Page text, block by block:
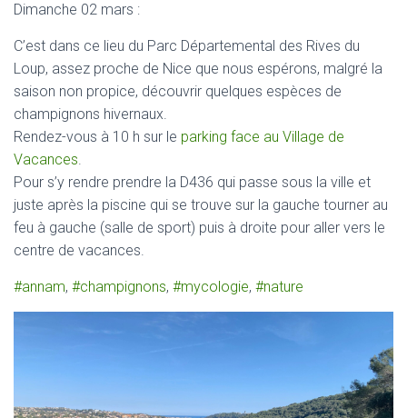
Dimanche 02 mars :
C’est dans ce lieu du Parc Départemental des Rives du
Loup, assez proche de Nice que nous espérons, malgré la
saison non propice, découvrir quelques espèces de
champignons hivernaux.
Rendez-vous à 10 h sur le parking face au Village de
Vacances.
Pour s’y rendre prendre la D436 qui passe sous la ville et
juste après la piscine qui se trouve sur la gauche tourner au
feu à gauche (salle de sport) puis à droite pour aller vers le
centre de vacances.
#annam, #champignons, #mycologie, #nature